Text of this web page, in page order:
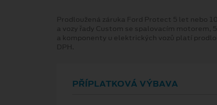
Prodloužená záruka Ford Protect 5 let nebo
a vozy řady Custom se spalovacím motorem,
a komponenty u elektrických vozů platí
DPH.
PŘÍPLATKOVÁ VÝBAVA